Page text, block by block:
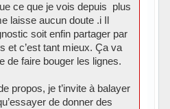
ce que je vois depuis plus
laisse aucun doute .i Il
soit enfin partager par
et c’est tant mieux. Ça va
de faire bouger les lignes.
propos, je t’invite à balayer
de donner des